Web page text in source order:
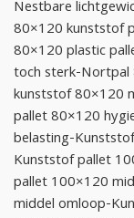
Nestbare
80×120 kunststof
80×120 plastic
toch sterk-Nortpal
kunststof 80×120
pallet 80×120
belasting-
Kunststof pallet
pallet 100×120
middel omloop-